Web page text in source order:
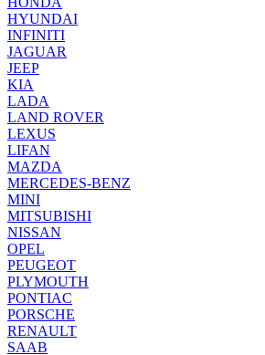
HYUNDAI
INFINITI
JAGUAR
JEEP
KIA
LADA
LAND ROVER
LEXUS
LIFAN
MAZDA
MERCEDES-BENZ
MINI
MITSUBISHI
NISSAN
OPEL
PEUGEOT
PLYMOUTH
PONTIAC
PORSCHE
RENAULT
SAAB